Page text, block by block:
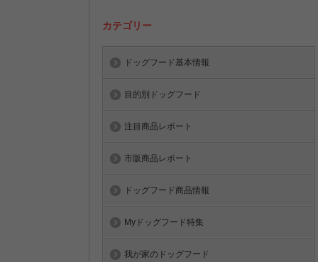
カテゴリー
ドッグフード基本情報
目的別ドッグフード
注目商品レポート
市販商品レポート
ドッグフード商品情報
Myドッグフード特集
我が家のドッグフード